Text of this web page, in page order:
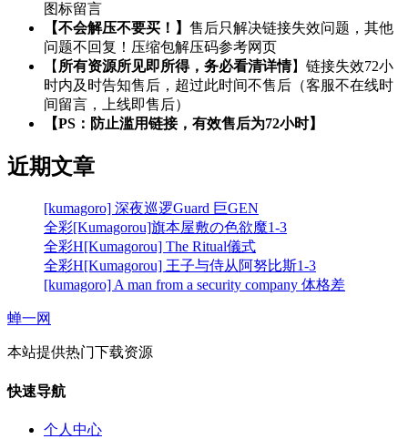
图标留言
【不会解压不要买！】 售后只解决链接失效问题，其他
问题不回复！压缩包解压码参考网页
【 所有资源所见即所得，务必看清详情】链接失效72小
时内及时告知售后，超过此时间不售后（客服不在线时
间留言，上线即售后）
【PS：防止滥用链接，有效售后为72小时】
近期文章
[kumagoro] 深夜巡逻Guard 巨GEN
全彩[Kumagorou]旗本屋敷の色欲魔1-3
全彩H[Kumagorou] The Ritual儀式
全彩H[Kumagorou] 王子与侍从阿努比斯1-3
[kumagoro] A man from a security company 体格差
蝉一网
本站提供热门下载资源
快速导航
个人中心